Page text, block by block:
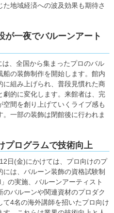
地域経済への波及効果も期待さ
が一夜でバルーンアート
、全国から集まったプロのバル
の装飾制作を開始します。館内
組み上げられ、普段見慣れた商
的に変化します。来館者は、完
間を創り上げていくライブ感も
一部の装飾は閉館後に行われま
プログラムで技術向上
日(金)にかけては、プロ向けのプ
は、バルーン装飾の資格試験制
の実施、バルーンアーティスト
バルーンや関連資材のプロダク
て4名の海外講師を招いたプロ向け